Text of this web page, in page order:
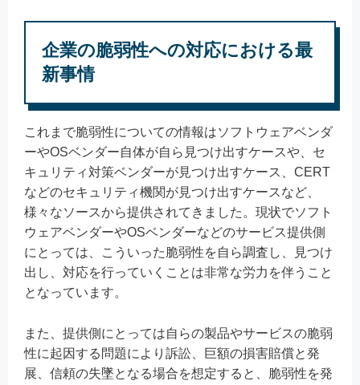
企業の脆弱性への対応における最
新事情
これまで脆弱性についての情報はソフトウェアベンダ
ーやOSベンダー自体が自ら見つけ出すケースや、セ
キュリティ対策ベンダーが見つけ出すケース、CERT
などのセキュリティ機関が見つけ出すケースなど、
様々なソースから提供されてきました。現状でソフト
ウェアベンダーやOSベンダーなどのサービス提供側
にとっては、こういった脆弱性を自ら調査し、見つけ
出し、対応を行っていくことは非常な労力を伴うこと
となっています。
また、提供側にとっては自らの製品やサービスの脆弱
性に起因する問題により訴訟、巨額の損害賠償と発
展、信頼の失墜となる場合を想定すると、脆弱性を発